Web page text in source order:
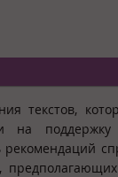
текстов,
на
рекомендаций